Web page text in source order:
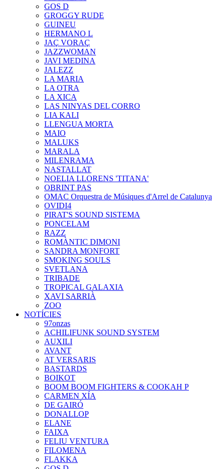
GOS D
GROGGY RUDE
GUINEU
HERMANO L
JAÇ VORAÇ
JAZZWOMAN
JAVI MEDINA
JALEZZ
LA MARIA
LA OTRA
LA XICA
LAS NINYAS DEL CORRO
LIA KALI
LLENGUA MORTA
MAIO
MALUKS
MARALA
MILENRAMA
NASTALLAT
NOELIA LLORENS 'TITANA'
OBRINT PAS
OMAC Orquestra de Músiques d'Arrel de Catalunya
OVIDI4
PIRAT'S SOUND SISTEMA
PONCELAM
RAZZ
ROMÀNTIC DIMONI
SANDRA MONFORT
SMOKING SOULS
SVETLANA
TRIBADE
TROPICAL GALAXIA
XAVI SARRIÀ
ZOO
NOTÍCIES
97onzas
ACHILIFUNK SOUND SYSTEM
AUXILI
AVANT
AT VERSARIS
BASTARDS
BOIKOT
BOOM BOOM FIGHTERS & COOKAH P
CARMEN XÍA
DE GAIRÓ
DONALLOP
ELANE
FAIXA
FELIU VENTURA
FILOMENA
FLAKKA